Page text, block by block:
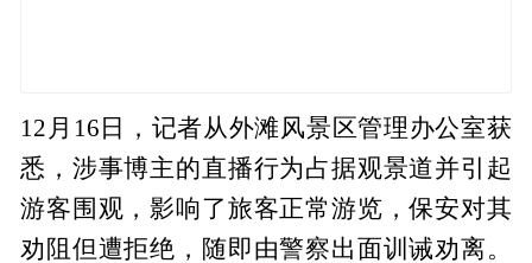
12月16日，记者从外滩风景区管理办公室获
悉，涉事博主的直播行为占据观景道并引起
游客围观，影响了旅客正常游览，保安对其
劝阻但遭拒绝，随即由警察出面训诫劝离。